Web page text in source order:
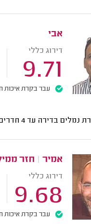
אבי
דירוג כללי
9.71
עבר בקרת איכות
נמלים בדירה עד 4 חדרים
אמיר חזר
דירוג כללי
9.68
עבר בקרת איכות